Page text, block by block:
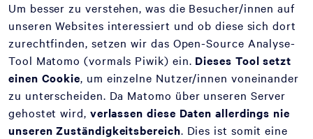
Um besser zu verstehen, was die Besucher/innen auf
unseren Websites interessiert und ob diese sich dort
zurechtfinden, setzen wir das Open-Source Analyse-
Tool Matomo (vormals Piwik) ein. Dieses Tool setzt
einen Cookie, um einzelne Nutzer/innen voneinander
zu unterscheiden. Da Matomo über unseren Server
gehostet wird, verlassen diese Daten allerdings nie
unseren Zuständigkeitsbereich. Dies ist somit eine